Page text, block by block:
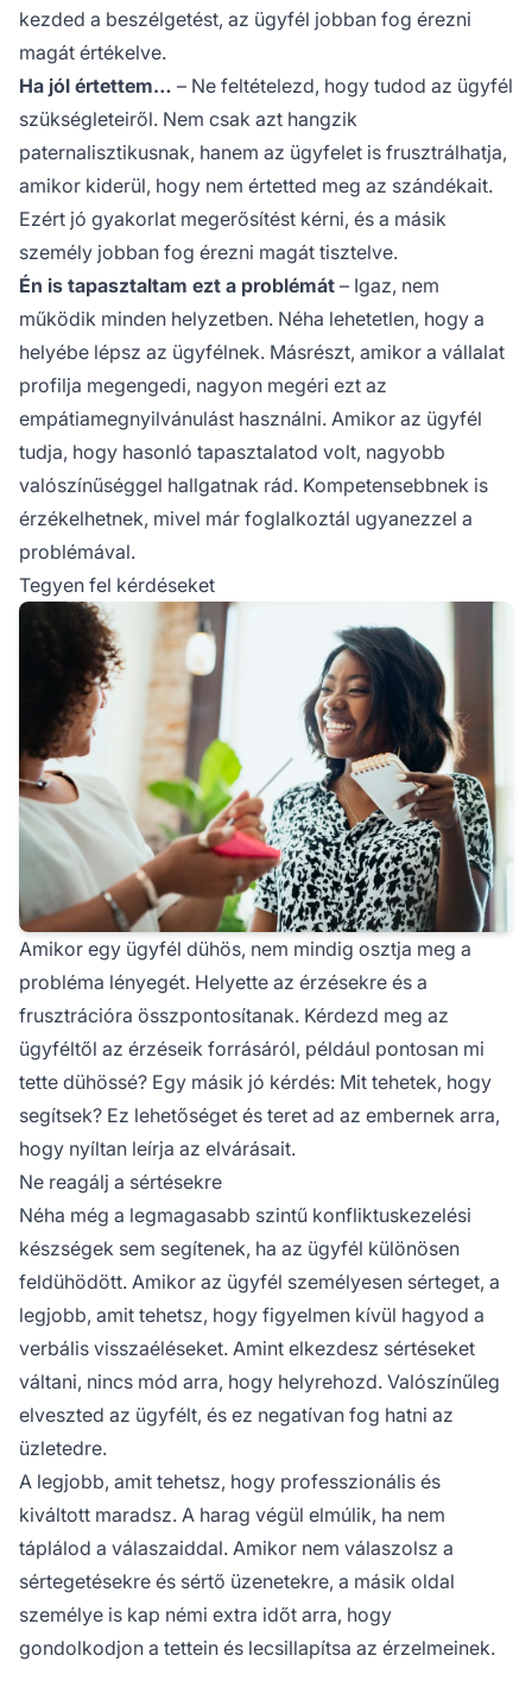
kezded a beszélgetést, az ügyfél jobban fog érezni
magát értékelve.
Ha jól értettem… – Ne feltételezd, hogy tudod az ügyfél
szükségleteiről. Nem csak azt hangzik
paternalisztikusnak, hanem az ügyfelet is frusztrálhatja,
amikor kiderül, hogy nem értetted meg az szándékait.
Ezért jó gyakorlat megerősítést kérni, és a másik
személy jobban fog érezni magát tisztelve.
Én is tapasztaltam ezt a problémát – Igaz, nem
működik minden helyzetben. Néha lehetetlen, hogy a
helyébe lépsz az ügyfélnek. Másrészt, amikor a vállalat
profilja megengedi, nagyon megéri ezt az
empátiamegnyilvánulást használni. Amikor az ügyfél
tudja, hogy hasonló tapasztalatod volt, nagyobb
valószínűséggel hallgatnak rád. Kompetensebbnek is
érzékelhetnek, mivel már foglalkoztál ugyanezzel a
problémával.
Tegyen fel kérdéseket
Amikor egy ügyfél dühös, nem mindig osztja meg a
probléma lényegét. Helyette az érzésekre és a
frusztrációra összpontosítanak. Kérdezd meg az
ügyféltől az érzéseik forrásáról, például pontosan mi
tette dühössé? Egy másik jó kérdés: Mit tehetek, hogy
segítsek? Ez lehetőséget és teret ad az embernek arra,
hogy nyíltan leírja az elvárásait.
Ne reagálj a sértésekre
Néha még a legmagasabb szintű konfliktuskezelési
készségek sem segítenek, ha az ügyfél különösen
feldühödött. Amikor az ügyfél személyesen sérteget, a
legjobb, amit tehetsz, hogy figyelmen kívül hagyod a
verbális visszaéléseket. Amint elkezdesz sértéseket
váltani, nincs mód arra, hogy helyrehozd. Valószínűleg
elveszted az ügyfélt, és ez negatívan fog hatni az
üzletedre.
A legjobb, amit tehetsz, hogy professzionális és
kiváltott maradsz. A harag végül elmúlik, ha nem
táplálod a válaszaiddal. Amikor nem válaszolsz a
sértegetésekre és sértő üzenetekre, a másik oldal
személye is kap némi extra időt arra, hogy
gondolkodjon a tettein és lecsillapítsa az érzelmeinek.